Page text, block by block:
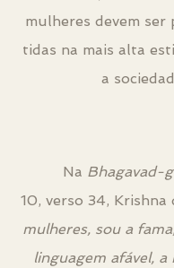
mulheres devem ser
tidas na mais alta
a
Na Bhagavad-
10, verso 34, Krishna
mulheres, sou a
linguagem afável, a